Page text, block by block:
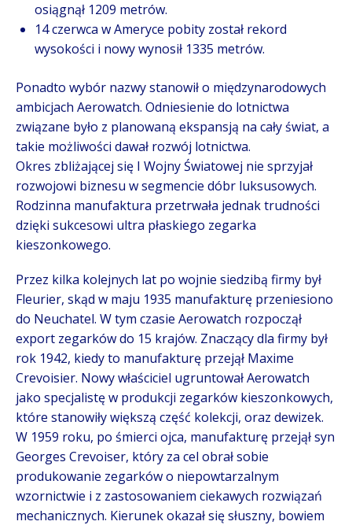
osiągnął 1209 metrów.
14 czerwca w Ameryce pobity został rekord
wysokości i nowy wynosił 1335 metrów.
Ponadto wybór nazwy stanowił o międzynarodowych
ambicjach Aerowatch. Odniesienie do lotnictwa
związane było z planowaną ekspansją na cały świat, a
takie możliwości dawał rozwój lotnictwa.
Okres zbliżającej się I Wojny Światowej nie sprzyjał
rozwojowi biznesu w segmencie dóbr luksusowych.
Rodzinna manufaktura przetrwała jednak trudności
dzięki sukcesowi ultra płaskiego zegarka
kieszonkowego.
Przez kilka kolejnych lat po wojnie siedzibą firmy był
Fleurier, skąd w maju 1935 manufakturę przeniesiono
do Neuchatel. W tym czasie Aerowatch rozpoczął
export zegarków do 15 krajów. Znaczący dla firmy był
rok 1942, kiedy to manufakturę przejął Maxime
Crevoisier. Nowy właściciel ugruntował Aerowatch
jako specjalistę w produkcji zegarków kieszonkowych,
które stanowiły większą część kolekcji, oraz dewizek.
W 1959 roku, po śmierci ojca, manufakturę przejął syn
Georges Crevoiser, który za cel obrał sobie
produkowanie zegarków o niepowtarzalnym
wzornictwie i z zastosowaniem ciekawych rozwiązań
mechanicznych. Kierunek okazał się słuszny, bowiem